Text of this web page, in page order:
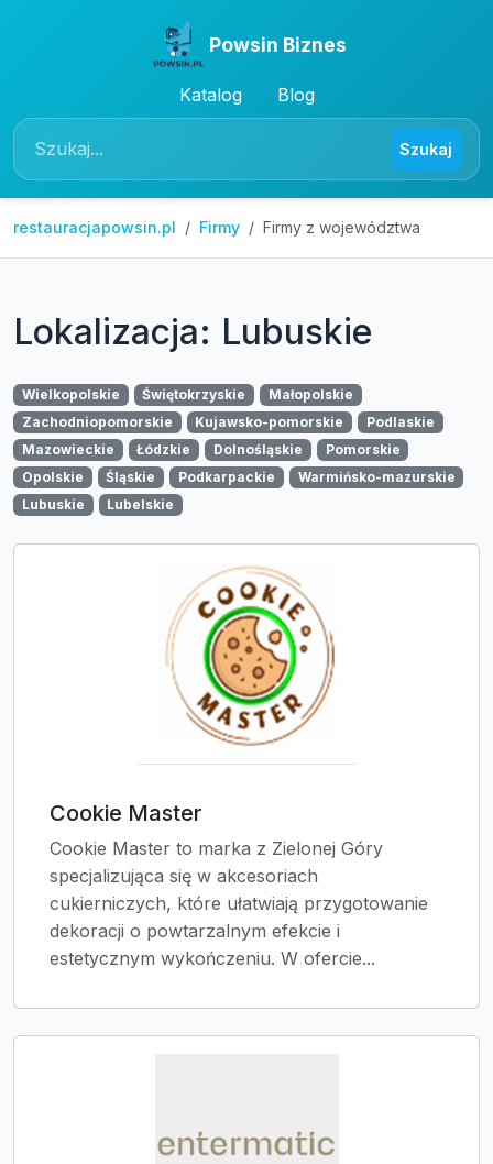
Powsin Biznes
Katalog Blog
Szukaj
restauracjapowsin.pl Firmy Firmy z województwa
Lokalizacja: Lubuskie
Wielkopolskie Świętokrzyskie
Małopolskie
Zachodniopomorskie
Kujawsko-pomorskie
Podlaskie
Mazowieckie
Łódzkie Dolnośląskie
Pomorskie
Opolskie
Śląskie Podkarpackie
Warmińsko-mazurskie
Lubuskie
Lubelskie
Cookie Master
Cookie Master to marka z Zielonej Góry
specjalizująca się w akcesoriach
cukierniczych, które ułatwiają przygotowanie
dekoracji o powtarzalnym efekcie i
estetycznym wykończeniu. W ofercie...